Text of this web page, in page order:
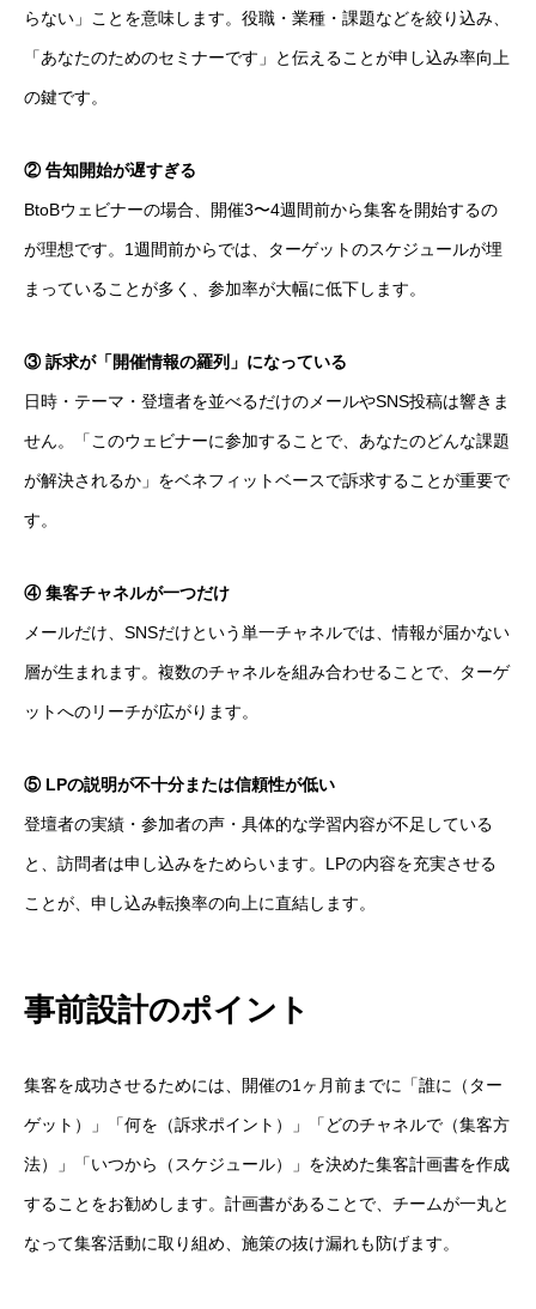
らない」ことを意味します。役職・業種・課題などを絞り込み、
「あなたのためのセミナーです」と伝えることが申し込み率向上
の鍵です。
② 告知開始が遅すぎる
BtoBウェビナーの場合、開催3〜4週間前から集客を開始するの
が理想です。1週間前からでは、ターゲットのスケジュールが埋
まっていることが多く、参加率が大幅に低下します。
③ 訴求が「開催情報の羅列」になっている
日時・テーマ・登壇者を並べるだけのメールやSNS投稿は響きま
せん。「このウェビナーに参加することで、あなたのどんな課題
が解決されるか」をベネフィットベースで訴求することが重要で
す。
④ 集客チャネルが一つだけ
メールだけ、SNSだけという単一チャネルでは、情報が届かない
層が生まれます。複数のチャネルを組み合わせることで、ターゲ
ットへのリーチが広がります。
⑤ LPの説明が不十分または信頼性が低い
登壇者の実績・参加者の声・具体的な学習内容が不足している
と、訪問者は申し込みをためらいます。LPの内容を充実させる
ことが、申し込み転換率の向上に直結します。
事前設計のポイント
集客を成功させるためには、開催の1ヶ月前までに「誰に（ター
ゲット）」「何を（訴求ポイント）」「どのチャネルで（集客方
法）」「いつから（スケジュール）」を決めた集客計画書を作成
することをお勧めします。計画書があることで、チームが一丸と
なって集客活動に取り組め、施策の抜け漏れも防げます。